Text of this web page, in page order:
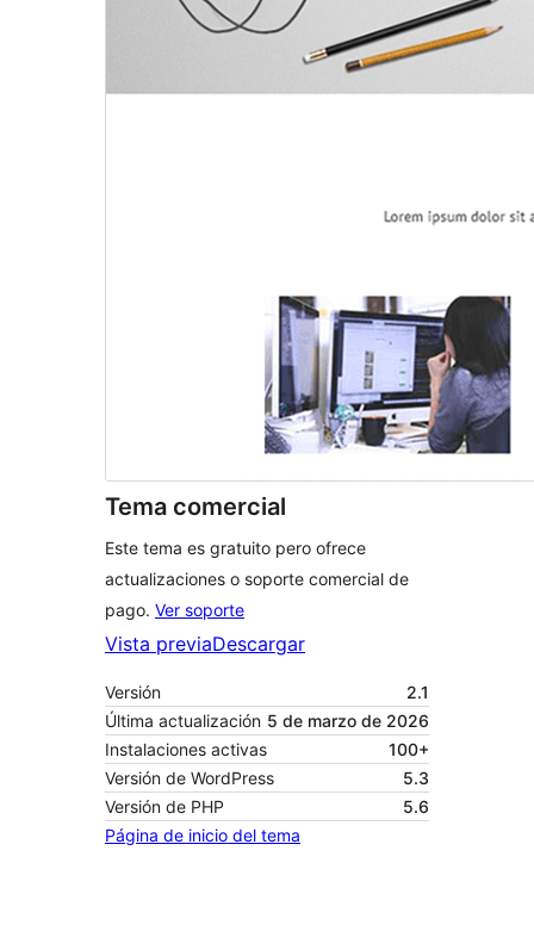
Tema comercial
Este tema es gratuito pero ofrece
actualizaciones o soporte comercial de
pago. Ver soporte
Vista previaDescargar
Versión
2.1
Última actualización 5 de marzo de 2026
Instalaciones activas
100+
Versión de WordPress
5.3
Versión de PHP
5.6
Página de inicio del tema